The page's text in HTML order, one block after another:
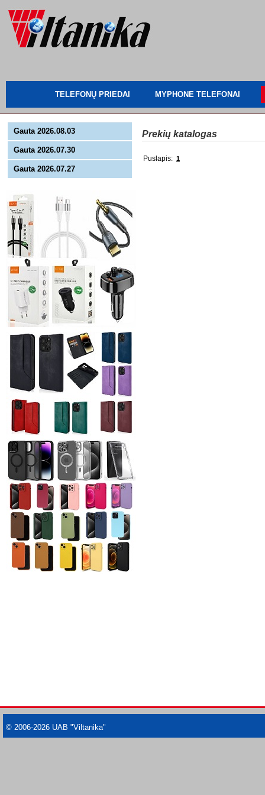
TELEFONŲ PRIEDAI MYPHONE TELEFONAI
Gauta 2026.08.03
Gauta 2026.07.30
Gauta 2026.07.27
Prekių katalogas
Puslapis: 1
© 2006-2026 UAB "Viltanika"